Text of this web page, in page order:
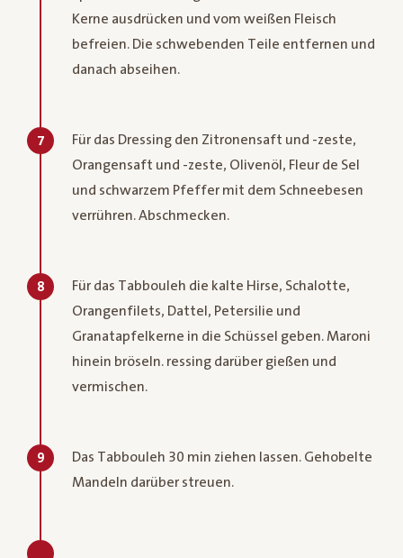
Kerne ausdrücken und vom weißen Fleisch
befreien. Die schwebenden Teile entfernen und
danach abseihen.
7
Für das Dressing den Zitronensaft und -zeste,
Orangensaft und -zeste, Olivenöl, Fleur de Sel
und schwarzem Pfeffer mit dem Schneebesen
verrühren. Abschmecken.
8
Für das Tabbouleh die kalte Hirse, Schalotte,
Orangenfilets, Dattel, Petersilie und
Granatapfelkerne in die Schüssel geben. Maroni
hinein bröseln. ressing darüber gießen und
vermischen.
9
Das Tabbouleh 30 min ziehen lassen. Gehobelte
Mandeln darüber streuen.